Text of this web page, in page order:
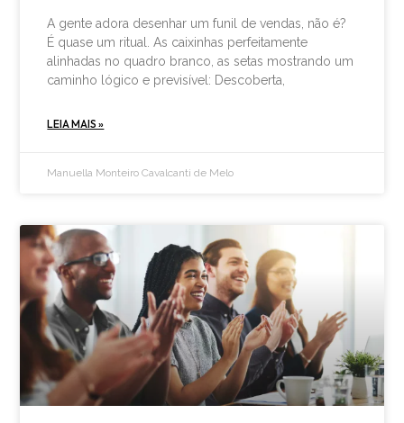
A gente adora desenhar um funil de vendas, não é?
É quase um ritual. As caixinhas perfeitamente
alinhadas no quadro branco, as setas mostrando um
caminho lógico e previsível: Descoberta,
LEIA MAIS »
Manuella Monteiro Cavalcanti de Melo